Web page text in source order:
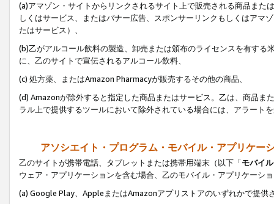
(a)アマゾン・サイトからリンクされるサイト上で販売される商品ま
しくはサービス、またはバナー広告、スポンサーリンクもしくはアマ
たはサービス）、
(b)乙がアルコール飲料の製造、卸売または頒布のライセンスを有す
に、乙のサイトで宣伝されるアルコール飲料、
(c) 処方薬、またはAmazon Pharmacyが販売するその他の商品、
(d) Amazonが除外すると指定した商品またはサービス。乙は、商品ま
ラル上で提供するツールにおいて除外されている場合には、アラート
アソシエイト・プログラム・モバイル・アプリケー
乙のサイトが携帯電話、タブレットまたは携帯用端末（以下「モバイ
ウェア・アプリケーションを含む場合、乙のモバイル・アプリケーシ
(a) Google Play、AppleまたはAmazonアプリストアのいずれかで提供